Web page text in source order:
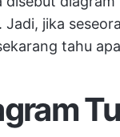
jika
tahu